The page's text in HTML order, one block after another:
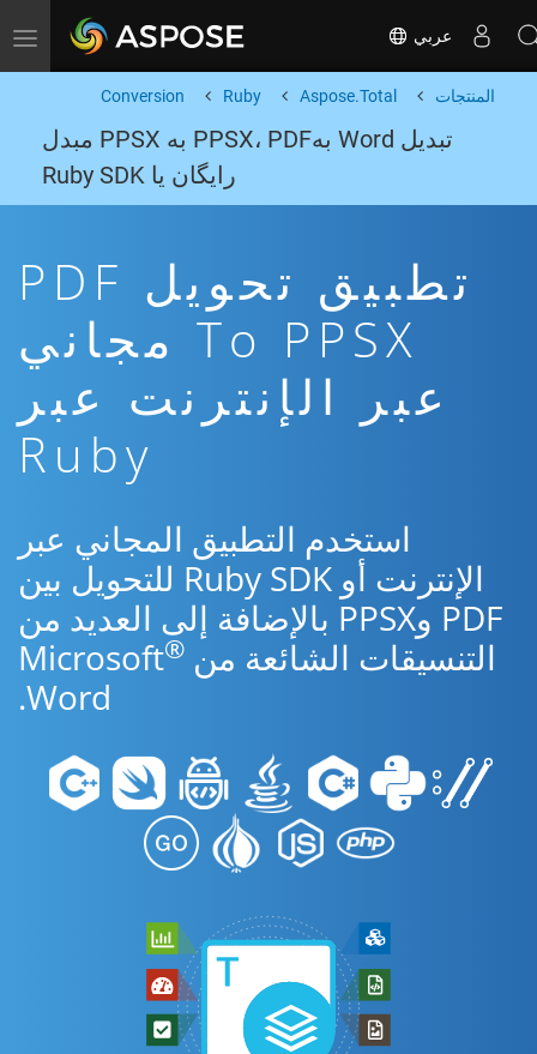
Toggle navigation عربي
المنتجات Aspose.Total
Ruby
Conversion
تبدیل Word بهPPSX، PDF به PPSX مبدل
رایگان یا Ruby SDK
تطبيق تحويل PDF
To PPSX مجاني
عبر الإنترنت عبر
Ruby
استخدم التطبيق المجاني عبر
الإنترنت أو Ruby SDK للتحويل بين
PDF وPPSX بالإضافة إلى العديد من
التنسيقات الشائعة من Microsoft ®
Word.